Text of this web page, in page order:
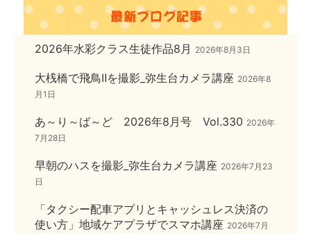
2026年水彩クラス生徒作品8月 2026年8月3日
大桟橋で飛鳥Ⅱを撮影_弥生台カメラ講座 2026年8
月1日
あ～り～ば～ど 2026年8月号 Vol.330 2026年
7月28日
早朝のハスを撮影_弥生台カメラ講座 2026年7月23
日
「タクシー配車アプリとキャッシュレス決済の
使い方」地域ケアプラザでスマホ講座 2026年7月